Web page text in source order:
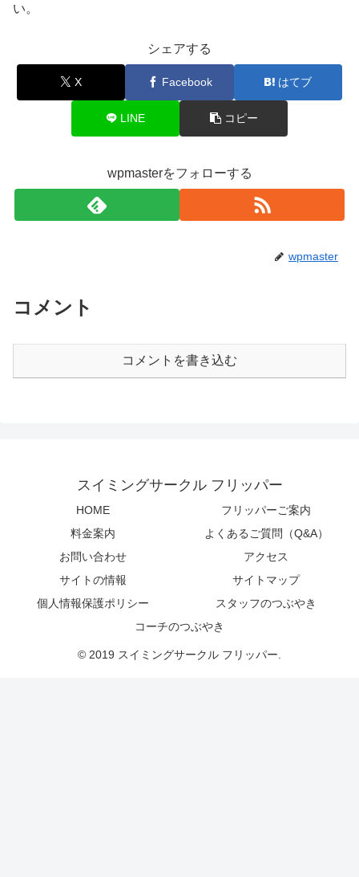
い。
シェアする
X Facebook はてブ
LINE コピー
wpmasterをフォローする
wpmaster
コメント
コメントを書き込む
スイミングサークル フリッパー
HOME
フリッパーご案内
料金案内
よくあるご質問（Q&A）
お問い合わせ
アクセス
サイトの情報
サイトマップ
個人情報保護ポリシー
スタッフのつぶやき
コーチのつぶやき
© 2019 スイミングサークル フリッパー.